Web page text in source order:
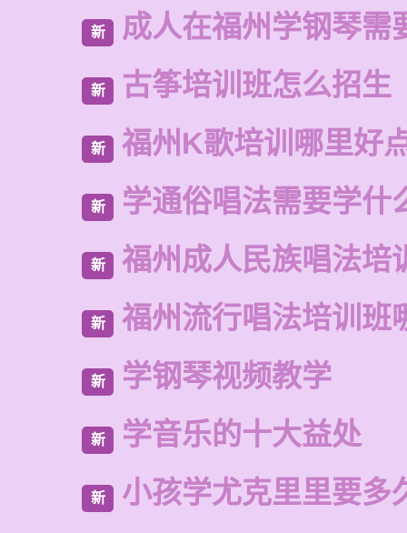
新 成人在福州学钢琴需
新 古筝培训班怎么招生
新 福州K歌培训哪里好
新 学通俗唱法需要学什
新 福州成人民族唱法培
新 福州流行唱法培训班
新 学钢琴视频教学
新 学音乐的十大益处
新 小孩学尤克里里要多